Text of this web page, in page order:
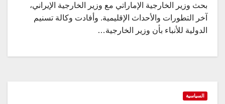
بحث وزير الخارجية الإماراتي مع وزير الخارجية الإيراني،
آخر التطورات والأحداث الإقليمية. وأفادت وكالة تسنيم
الدولية للأنباء بأن وزير الخارجية…
السياسية